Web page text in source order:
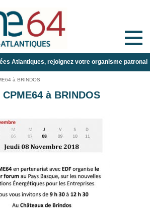
Toggle
Atlantiques, rejoignez votre organisme patronal
à BRINDOS
à BRINDOS